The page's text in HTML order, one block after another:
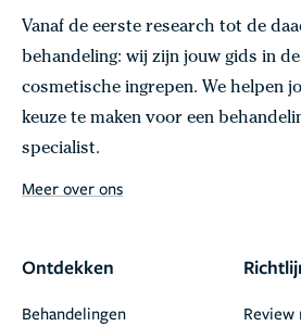
Vanaf de eerste research tot de
behandeling: wij zijn jouw gids in
cosmetische ingrepen. We helpen
keuze te maken voor een
specialist.
Meer over ons
Ontdekken
Behandelingen